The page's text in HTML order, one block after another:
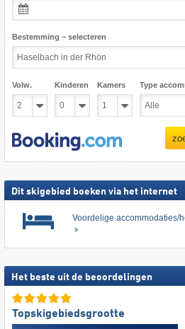
Bestemming – selecteren
Volw. Kinderen Kamers Type
Dit skigebied boeken via het internet
Voordelige accommodaties/
Het beste uit de beoordelingen
Topskigebiedsgrootte